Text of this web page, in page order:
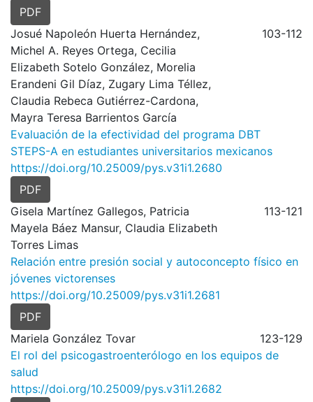
PDF
Josué Napoleón Huerta Hernández,
Michel A. Reyes Ortega, Cecilia
Elizabeth Sotelo González, Morelia
Erandeni Gil Díaz, Zugary Lima Téllez,
Claudia Rebeca Gutiérrez-Cardona,
Mayra Teresa Barrientos García
103-112
Evaluación de la efectividad del programa DBT
STEPS-A en estudiantes universitarios mexicanos
https://doi.org/10.25009/pys.v31i1.2680
PDF
Gisela Martínez Gallegos, Patricia
Mayela Báez Mansur, Claudia Elizabeth
Torres Limas
113-121
Relación entre presión social y autoconcepto físico en
jóvenes victorenses
https://doi.org/10.25009/pys.v31i1.2681
PDF
Mariela González Tovar
123-129
El rol del psicogastroenterólogo en los equipos de
salud
https://doi.org/10.25009/pys.v31i1.2682